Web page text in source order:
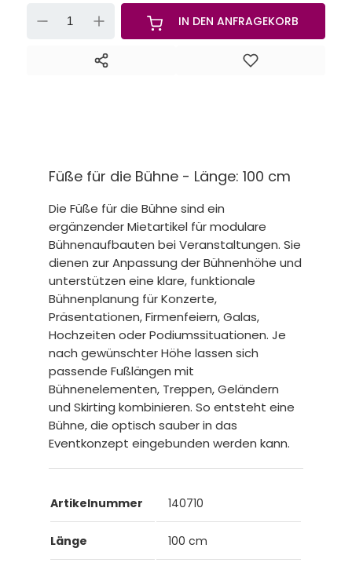
IN DEN ANFRAGEKORB
Füße für die Bühne - Länge: 100 cm
Die Füße für die Bühne sind ein
ergänzender Mietartikel für modulare
Bühnenaufbauten bei Veranstaltungen. Sie
dienen zur Anpassung der Bühnenhöhe und
unterstützen eine klare, funktionale
Bühnenplanung für Konzerte,
Präsentationen, Firmenfeiern, Galas,
Hochzeiten oder Podiumssituationen. Je
nach gewünschter Höhe lassen sich
passende Fußlängen mit
Bühnenelementen, Treppen, Geländern
und Skirting kombinieren. So entsteht eine
Bühne, die optisch sauber in das
Eventkonzept eingebunden werden kann.
Artikelnummer 140710
Länge 100 cm